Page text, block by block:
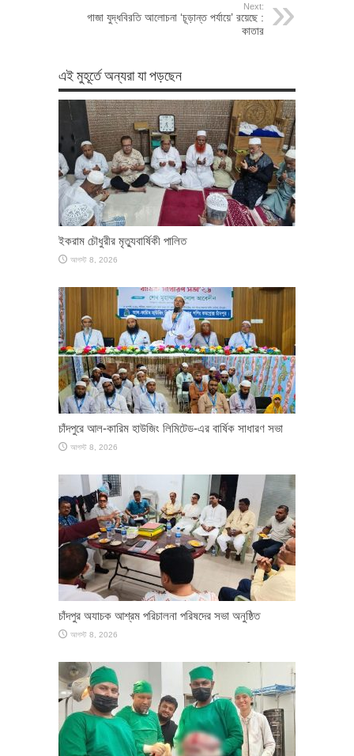
Next:
গাজা যুদ্ধবিরতি আলোচনা ‘চূড়ান্ত পর্যায়ে’ রয়েছে :
কাতার
এই মুহূর্তে অন্যরা যা পড়ছেন
ইকরাম চৌধুরীর মৃত্যুবার্ষিকী পালিত
আগস্ট 8, 2026
চাঁদপুরে আল-কারিম হাউজিং লিমিটেড-এর বার্ষিক সাধারণ সভা
আগস্ট 8, 2026
চাঁদপুর অযাচক আশ্রম পরিচালনা পরিষদের সভা অনুষ্ঠিত
আগস্ট 8, 2026